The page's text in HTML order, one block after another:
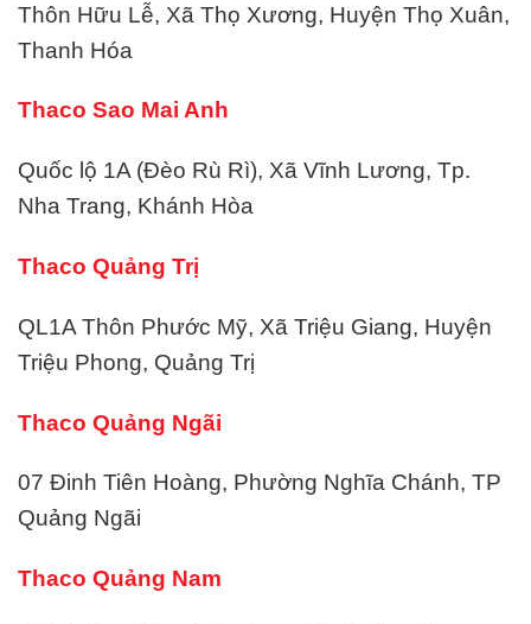
Thôn Hữu Lễ, Xã Thọ Xương, Huyện Thọ Xuân,
Thanh Hóa
Thaco Sao Mai Anh
Quốc lộ 1A (Đèo Rù Rì), Xã Vĩnh Lương, Tp.
Nha Trang, Khánh Hòa
Thaco Quảng Trị
QL1A Thôn Phước Mỹ, Xã Triệu Giang, Huyện
Triệu Phong, Quảng Trị
Thaco Quảng Ngãi
07 Đinh Tiên Hoàng, Phường Nghĩa Chánh, TP
Quảng Ngãi
Thaco Quảng Nam